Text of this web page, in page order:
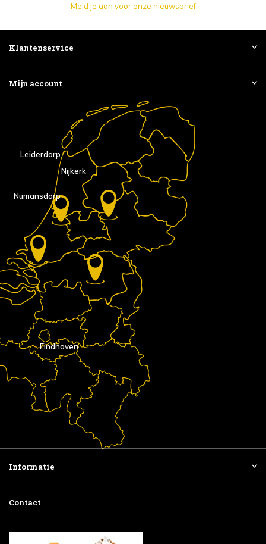
Meld je aan voor onze nieuwsbrief
Klantenservice
Mijn account
Eindhoven
Nijkerk
Numansdorp
Leiderdorp
Informatie
Contact